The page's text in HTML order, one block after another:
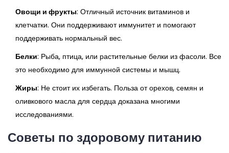
Овощи и фрукты: Отличный источник витаминов и
клетчатки. Они поддерживают иммунитет и помогают
поддерживать нормальный вес.
Белки: Рыба, птица, или растительные белки из фасоли. Все
это необходимо для иммунной системы и мышц.
Жиры: Не стоит их избегать. Польза от орехов, семян и
оливкового масла для сердца доказана многими
исследованиями.
Советы по здоровому питанию